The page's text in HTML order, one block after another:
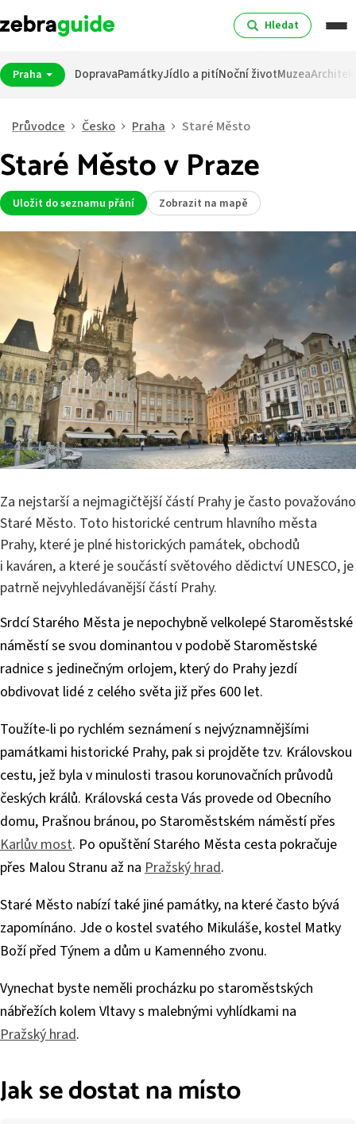
Hledat
Praha DopravaPamátkyJídlo a pitíNoční životMuzea
Průvodce Česko Praha Staré Město
Staré Město v Praze
Uložit do seznamu přání Zobrazit na mapě
Za nejstarší a nejmagičtější částí Prahy je často považováno
Staré Město. Toto historické centrum hlavního města
Prahy, které je plné historických památek, obchodů
i kaváren, a které je součástí světového dědictví UNESCO, je
patrně nejvyhledávanější částí Prahy.
Srdcí Starého Města je nepochybně velkolepé Staroměstské
náměstí se svou dominantou v podobě Staroměstské
radnice s jedinečným orlojem, který do Prahy jezdí
obdivovat lidé z celého světa již přes 600 let.
Toužíte-li po rychlém seznámení s nejvýznamnějšími
památkami historické Prahy, pak si projděte tzv. Královskou
cestu, jež byla v minulosti trasou korunovačních průvodů
českých králů. Královská cesta Vás provede od Obecního
domu, Prašnou bránou, po Staroměstském náměstí přes
Karlův most. Po opuštění Starého Města cesta pokračuje
přes Malou Stranu až na Pražský hrad.
Staré Město nabízí také jiné památky, na které často bývá
zapomínáno. Jde o kostel svatého Mikuláše, kostel Matky
Boží před Týnem a dům u Kamenného zvonu.
Vynechat byste neměli procházku po staroměstských
nábřežích kolem Vltavy s malebnými vyhlídkami na
Pražský hrad.
Jak se dostat na místo